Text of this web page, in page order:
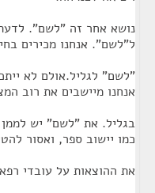
נושא אחר זה "לשם".
ל"לשם". אנחנו מכירים
"לשם" לגליל.אולם לא
אנחנו מיישבים את רוב
בגליל. את "לשם" יש לממן
כמו יישוב ספר, ואסור
את ההוצאות על עובדי